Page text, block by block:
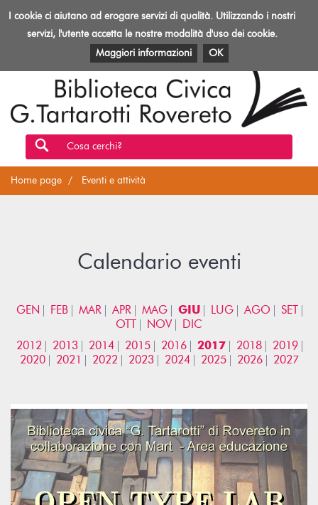
Toggle
Biblioteca
Rovereto
EVENTI E ATTIVITÀ PATRIMONIO E RISORSE
Cosa cerchi?
Home page Eventi e attività
Calendario eventi
GEN FEB MAR APR MAG GIU LUG AGO
SET
OTT
NOV
DIC
2012
2013 2014 2015 2016 2017 2018
2019
2020
2021 2022 2023 2024 2025 2026 2027
I cookie ci aiutano ad erogare servizi di qualità. Utilizzando i nostri
servizi, l'utente accetta le nostre modalità d'uso dei cookie.
Maggiori informazioni
OK